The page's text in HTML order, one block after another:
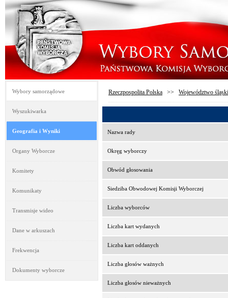
Wybory samorządowe
Wyszukiwarka
Geografia i Wyniki
Organy Wyborcze
Komitety
Komunikaty
Transmisje wideo
Dane w arkuszach
Frekwencja
Dokumenty wyborcze
Rzeczpospolita Polska >> Województwo
Nazwa rady
Okręg wyborczy
Obwód głosowania
Siedziba Obwodowej Komisji Wyborczej
Liczba wyborców
Liczba kart wydanych
Liczba kart oddanych
Liczba głosów ważnych
Liczba głosów nieważnych